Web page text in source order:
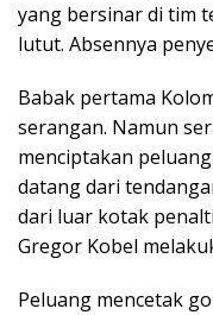
yang bersinar di tim
lutut. Absennya
Babak pertama
serangan. Namun
menciptakan
datang dari
dari luar kotak
Gregor Kobel
Peluang mencetak